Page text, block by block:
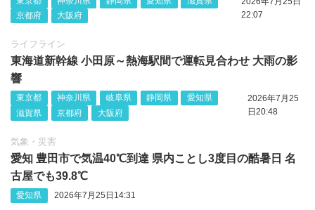
京都府
大阪府
22:07
ライフライン
東海道新幹線 小田原～熱海駅間で運転見合わせ 大雨の影
響
東京都 神奈川県 岐阜県 静岡県
愛知県
滋賀県
京都府 大阪府
2026年7月25
日20:48
気象・災害
愛知 豊田市で気温40℃到達 県内ことし3度目の酷暑日 名
古屋でも39.8℃
愛知県 2026年7月25日14:31